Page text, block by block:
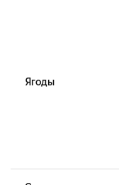
Ягоды